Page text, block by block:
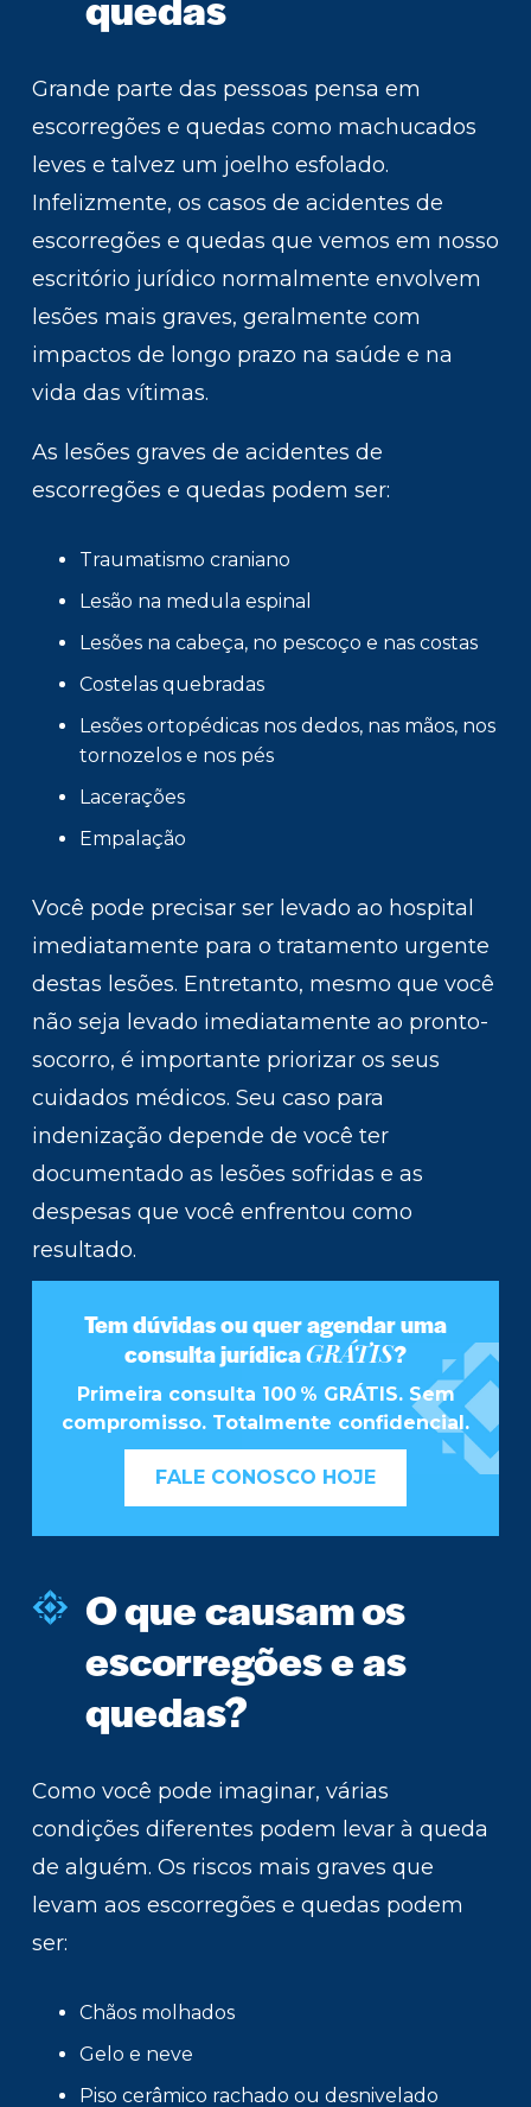
Grande parte das pessoas pensa em
escorregões e quedas como machucados
leves e talvez um joelho esfolado.
Infelizmente, os casos de acidentes de
escorregões e quedas que vemos em nosso
escritório jurídico normalmente envolvem
lesões mais graves, geralmente com
impactos de longo prazo na saúde e na
vida das vítimas.
As lesões graves de acidentes de
escorregões e quedas podem ser:
Traumatismo craniano
Lesão na medula espinal
Lesões na cabeça, no pescoço e nas costas
Costelas quebradas
Lesões ortopédicas nos dedos, nas mãos, nos
tornozelos e nos pés
Lacerações
Empalação
Você pode precisar ser levado ao hospital
imediatamente para o tratamento urgente
destas lesões. Entretanto, mesmo que você
não seja levado imediatamente ao pronto-
socorro, é importante priorizar os seus
cuidados médicos. Seu caso para
indenização depende de você ter
documentado as lesões sofridas e as
despesas que você enfrentou como
resultado.
Tem dúvidas ou quer agendar uma
consulta jurídicaGRÁTIS?
Primeira consulta 100 % GRÁTIS. Sem
compromisso. Totalmente confidencial.
FALE CONOSCO HOJE
O que causam os
escorregões e as
quedas?
Como você pode imaginar, várias
condições diferentes podem levar à queda
de alguém. Os riscos mais graves que
levam aos escorregões e quedas podem
ser:
Chãos molhados
Gelo e neve
Piso cerâmico rachado ou desnivelado